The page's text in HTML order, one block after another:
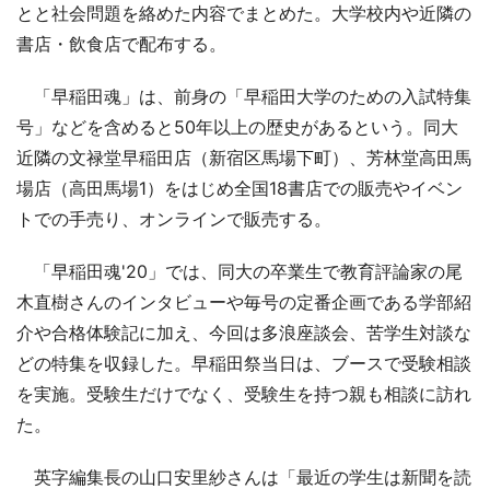
とと社会問題を絡めた内容でまとめた。大学校内や近隣の
書店・飲食店で配布する。
「早稲田魂」は、前身の「早稲田大学のための入試特集
号」などを含めると50年以上の歴史があるという。同大
近隣の文禄堂早稲田店（新宿区馬場下町）、芳林堂高田馬
場店（高田馬場1）をはじめ全国18書店での販売やイベン
トでの手売り、オンラインで販売する。
「早稲田魂'20」では、同大の卒業生で教育評論家の尾
木直樹さんのインタビューや毎号の定番企画である学部紹
介や合格体験記に加え、今回は多浪座談会、苦学生対談な
どの特集を収録した。早稲田祭当日は、ブースで受験相談
を実施。受験生だけでなく、受験生を持つ親も相談に訪れ
た。
英字編集長の山口安里紗さんは「最近の学生は新聞を読